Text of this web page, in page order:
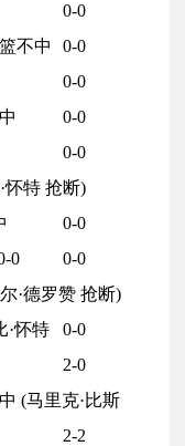
0-0
不中
0-0
0-0
0-0
0-0
怀特 抢断)
0-0
0-0
0
·德罗赞 抢断)
0-0
·怀特
2-0
(马里克·比斯
2-2